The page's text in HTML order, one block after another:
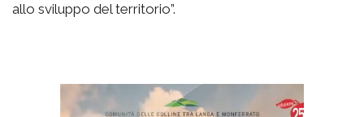
allo sviluppo del territorio”.